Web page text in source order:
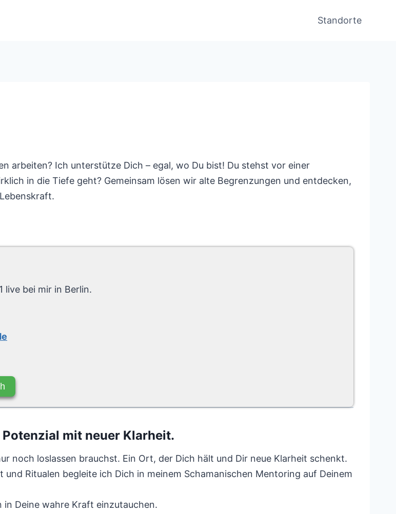
Standorte
arbeiten? Ich unterstütze Dich – egal, wo Du bist! Du stehst vor einer
in die Tiefe geht? Gemeinsam lösen wir alte Begrenzungen und entdecken,
live bei mir in Berlin.
mit neuer Klarheit.
noch loslassen brauchst. Ein Ort, der Dich hält und Dir neue Klarheit schenkt.
Ritualen begleite ich Dich in meinem Schamanischen Mentoring auf Deinem
Deine wahre Kraft einzutauchen.